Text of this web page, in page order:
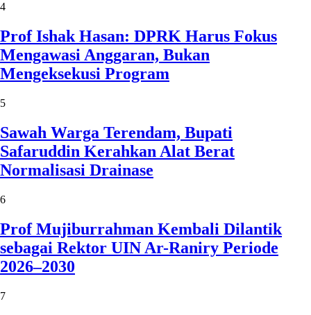
4
Prof Ishak Hasan: DPRK Harus Fokus
Mengawasi Anggaran, Bukan
Mengeksekusi Program
5
Sawah Warga Terendam, Bupati
Safaruddin Kerahkan Alat Berat
Normalisasi Drainase
6
Prof Mujiburrahman Kembali Dilantik
sebagai Rektor UIN Ar-Raniry Periode
2026–2030
7